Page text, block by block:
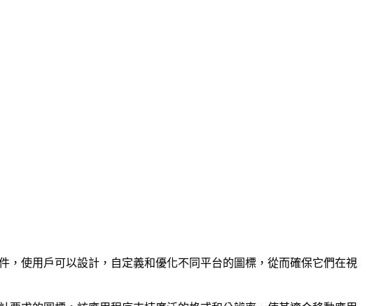
，使用戶可以設計，自定義和優化不同平台的圖標，從而確保它們在視